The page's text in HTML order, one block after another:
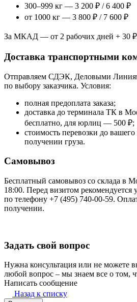
300–999 кг — 3 200 ₽ / 6 400 ₽
от 1000 кг — 3 800 ₽ / 7 600 ₽
За МКАД — от 2 рабочих дней + 30
Доставка транспортными
Отправляем СДЭК, Деловыми
по выбору заказчика. Условия:
полная предоплата заказа;
доставка до терминала ТК в
бесплатно, для юрлиц — 500 ₽;
стоимость перевозки до
получении груза.
Самовывоз
Бесплатный самовывоз со склада в
18:00. Перед визитом рекомендуется
по телефону +7 (495) 740-00-59.
получении.
Задать свой вопрос
Нужна консультация или не можете
любой вопрос – мы знаем все о том,
Написать сообщение
Назад к списку